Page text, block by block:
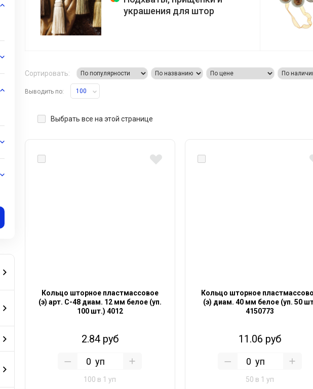
украшения для штор
Сортировать:
Выводить по: 100
Выбрать все на этой странице
Кольцо шторное пластмассовое
(э) арт. С-48 диам. 12 мм белое (уп.
100 шт.) 4012
2.84 руб
уп
100 в 1 уп
Кольцо шторное
(э) диам. 40 мм белое (уп. 50
4150773
11.06 руб
уп
50 в 1 уп